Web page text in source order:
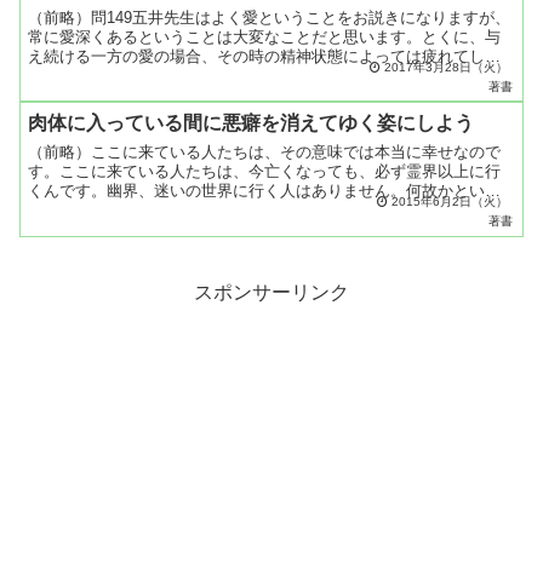
（前略）問149五井先生はよく愛ということをお説きになりますが、
常に愛深くあるということは大変なことだと思います。とくに、与
え続ける一方の愛の場合、その時の精神状態によっては疲れてしま
い、ヒステリックになってそれまでの愛行を台無しにするよう...
2017年3月28日（火）
著書
肉体に入っている間に悪癖を消えてゆく姿にしよう
（前略）ここに来ている人たちは、その意味では本当に幸せなので
す。ここに来ている人たちは、今亡くなっても、必ず霊界以上に行
くんです。幽界、迷いの世界に行く人はありません。何故かという
と、守護霊守護神がちゃんとそこへ連れて行きますから。亡くな
2015年6月2日（火）
著書
スポンサーリンク